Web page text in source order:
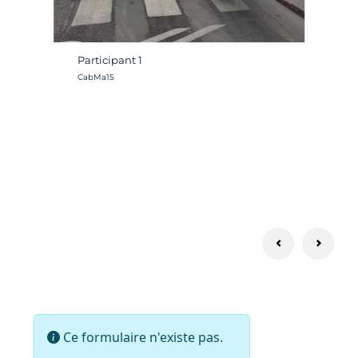
Participant 1
Crédit photo :
CabMa15